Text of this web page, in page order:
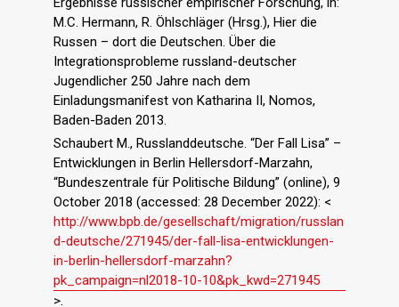
M.C. Hermann, R. Öhlschläger (Hrsg.), Hier die
Russen – dort die Deutschen. Über die
Integrationsprobleme russland-deutscher
Jugendlicher 250 Jahre nach dem
Einladungsmanifest von Katharina II, Nomos,
Baden-Baden 2013.
Schaubert M., Russlanddeutsche. “Der Fall Lisa” –
Entwicklungen in Berlin Hellersdorf-Marzahn,
“Bundeszentrale für Politische Bildung” (online), 9
October 2018 (accessed: 28 December 2022): <
http://www.bpb.de/gesellschaft/migration/russlan
d-deutsche/271945/der-fall-lisa-entwicklungen-
in-berlin-hellersdorf-marzahn?
pk_campaign=nl2018-10-10&pk_kwd=271945
>.